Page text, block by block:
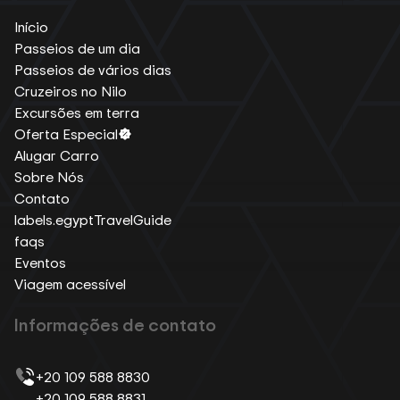
Início
Passeios de um dia
Passeios de vários dias
Cruzeiros no Nilo
Excursões em terra
Oferta Especial
Alugar Carro
Sobre Nós
Contato
labels.egyptTravelGuide
faqs
Eventos
Viagem acessível
Informações de contato
+20 109 588 8830